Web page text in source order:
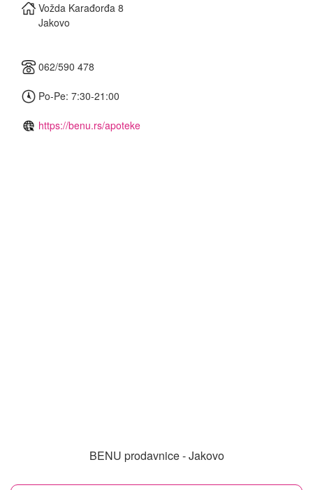
Vožda Karađorđa 8
Jakovo
062/590 478
Po-Pe: 7:30-21:00
https://benu.rs/apoteke
BENU prodavnice - Jakovo